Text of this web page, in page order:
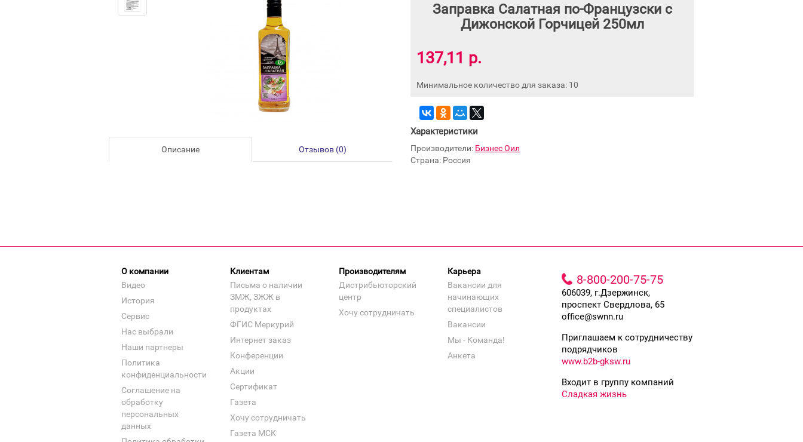
Описание Отзывов (0)
Заправка Салатная по-Французски с
Дижонской Горчицей 250мл
137,11 р.
Минимальное количество для заказа: 10
Характеристики
Производители: Бизнес Оил
Страна: Россия
О компании
Видео
История
Сервис
Нас выбрали
Наши партнеры
Политика
конфиденциальности
Соглашение на
обработку
персональных
данных
Клиентам
Письма о наличии
ЗМЖ, ЗЖЖ в
продуктах
ФГИС Меркурий
Интернет заказ
Конференции
Акции
Сертификат
Газета
Хочу сотрудничать
Газета МСК
Производителям
Дистрибьюторский
центр
Хочу сотрудничать
Карьера
Вакансии для
начинающих
специалистов
Вакансии
Мы - Команда!
Анкета
8-800-200-75-75
606039, г.Дзержинск,
проспект Свердлова, 65
office@swnn.ru
Приглашаем к сотрудничеству
подрядчиков
www.b2b-gksw.ru
Входит в группу компаний
Сладкая жизнь